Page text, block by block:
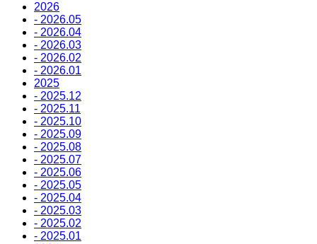
2026
- 2026.05
- 2026.04
- 2026.03
- 2026.02
- 2026.01
2025
- 2025.12
- 2025.11
- 2025.10
- 2025.09
- 2025.08
- 2025.07
- 2025.06
- 2025.05
- 2025.04
- 2025.03
- 2025.02
- 2025.01